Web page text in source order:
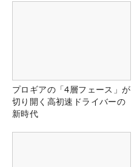
プロギアの「4層フェース」が
切り開く高初速ドライバーの
新時代